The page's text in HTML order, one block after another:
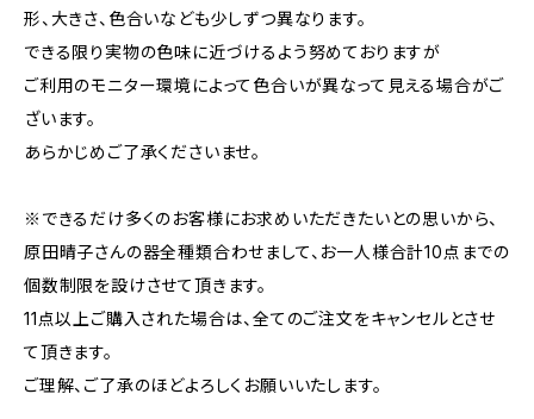
形、大きさ、色合いなども少しずつ異なります。
できる限り実物の色味に近づけるよう努めておりますが
ご利用のモニター環境によって色合いが異なって見える場合がご
ざいます。
あらかじめご了承くださいませ。
※できるだけ多くのお客様にお求めいただきたいとの思いから、
原田晴子さんの器全種類合わせまして、お一人様合計10点までの
個数制限を設けさせて頂きます。
11点以上ご購入された場合は、全てのご注文をキャンセルとさせ
て頂きます。
ご理解、ご了承のほどよろしくお願いいたします。